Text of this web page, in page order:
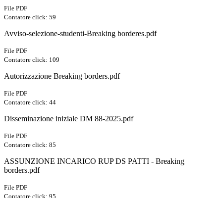
File PDF
Contatore click: 59
Avviso-selezione-studenti-Breaking borderes.pdf
File PDF
Contatore click: 109
Autorizzazione Breaking borders.pdf
File PDF
Contatore click: 44
Disseminazione iniziale DM 88-2025.pdf
File PDF
Contatore click: 85
ASSUNZIONE INCARICO RUP DS PATTI - Breaking
borders.pdf
File PDF
Contatore click: 95